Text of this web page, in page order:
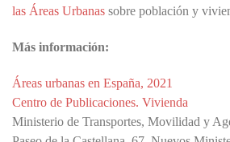
las Áreas Urbanas sobre población y
Más información:
Áreas urbanas en España, 2021
Centro de Publicaciones. Vivienda
Ministerio de Transportes, Movilidad y